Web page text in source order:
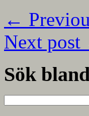
←
Next post
Sök
efter: